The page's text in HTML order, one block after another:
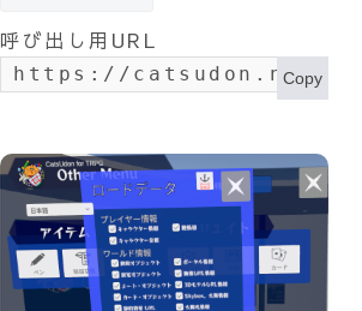
呼び出し用URL
https://catsudon.net/
Copy